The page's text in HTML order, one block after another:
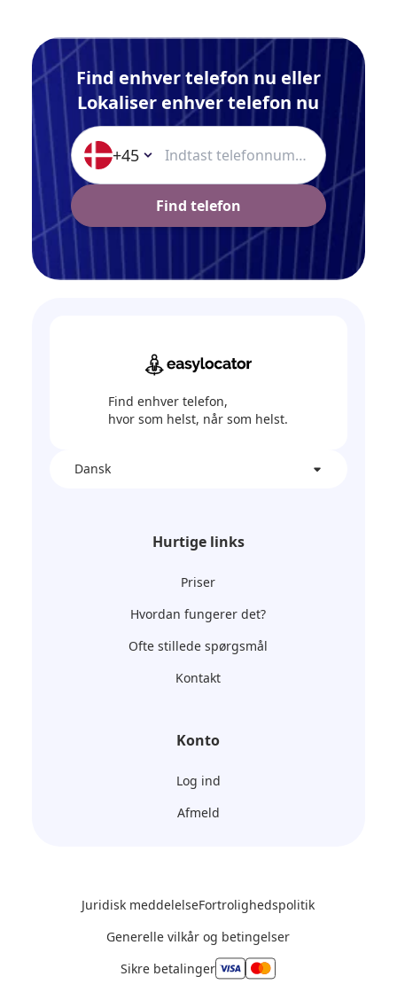
Find enhver telefon nu eller
Lokaliser enhver telefon nu
+45
Find telefon
Find enhver telefon,
hvor som helst, når som helst.
Dansk
Hurtige links
Priser
Hvordan fungerer det?
Ofte stillede spørgsmål
Kontakt
Konto
Log ind
Afmeld
Juridisk meddelelseFortrolighedspolitik
Generelle vilkår og betingelser
Sikre betalinger